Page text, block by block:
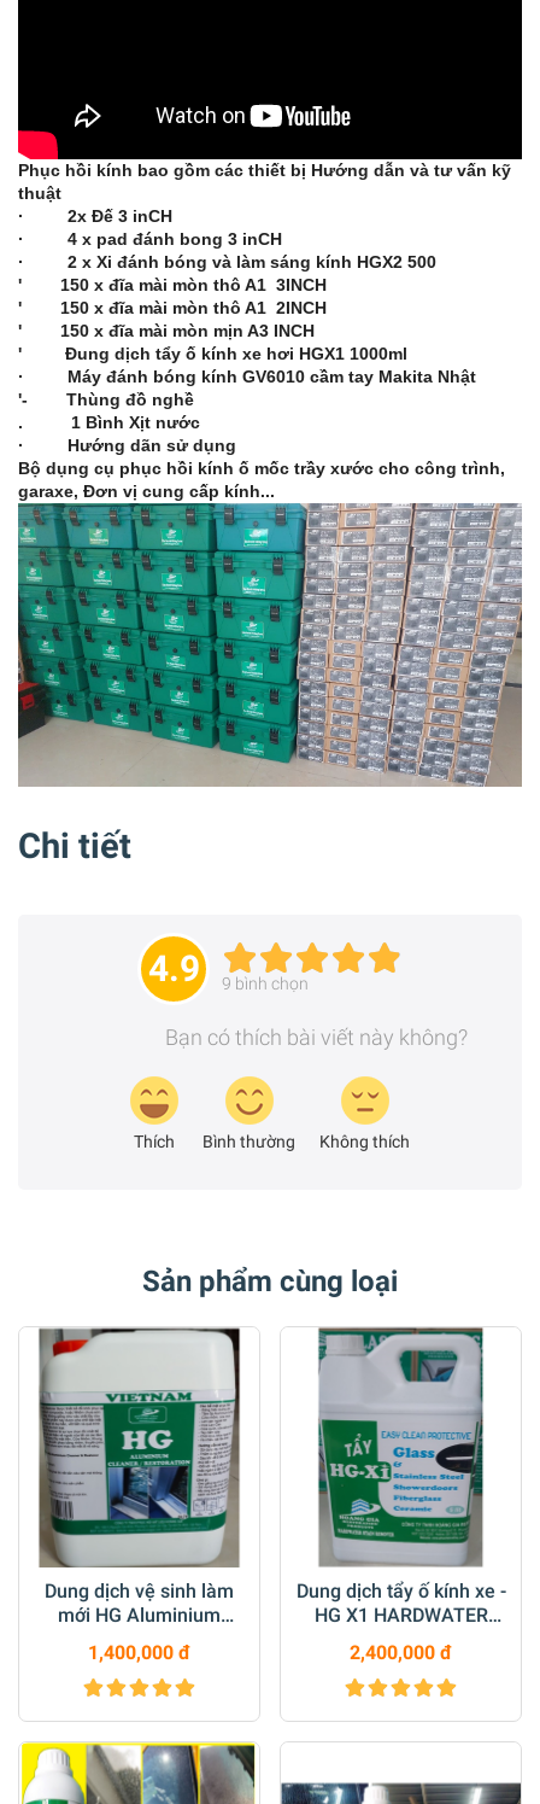
Phục hồi kính bao gồm các thiết bị Hướng dẫn và tư vấn kỹ
thuật
· 2x Đế 3 inCH
· 4 x pad đánh bong 3 inCH
· 2 x Xi đánh bóng và làm sáng kính HGX2 500
' 150 x đĩa mài mòn thô A1 3INCH
' 150 x đĩa mài mòn thô A1 2INCH
' 150 x đĩa mài mòn mịn A3 INCH
' Đung dịch tẩy ố kính xe hơi HGX1 1000ml
· Máy đánh bóng kính GV6010 cầm tay Makita Nhật
'- Thùng đồ nghề
. 1 Bình Xịt nước
· Hướng dãn sử dụng
Bộ dụng cụ phục hồi kính ố mốc trầy xước cho công trình,
garaxe, Đơn vị cung cấp kính...
Chi tiết
4.9 9 bình chọn
Bạn có thích bài viết này không?
Thích Bình thường Không thích
Sản phẩm cùng loại
Dung dịch vệ sinh làm
mới HG Aluminium
Cleaner & Restorer
5000ml
1,400,000 đ
Dung dịch tẩy ố kính xe -
HG X1 HARDWATER
STAIN REMOVER for Car
5000 ML
2,400,000 đ